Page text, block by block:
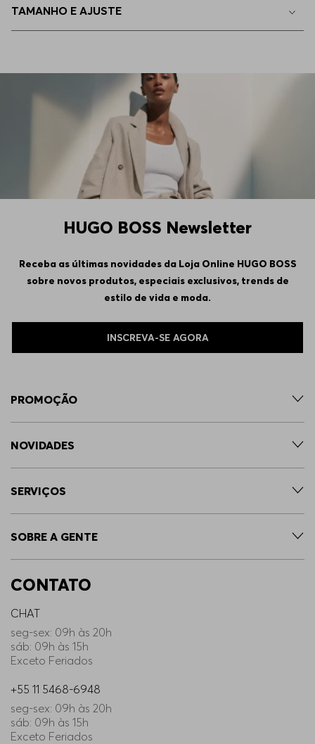
EP - XS Indisponível
TAMANHO E AJUSTE
HUGO BOSS Newsletter
Receba as últimas novidades da Loja Online HUGO BOSS
sobre novos produtos, especiais exclusivos, trends de
estilo de vida e moda.
INSCREVA-SE AGORA
PROMOÇÃO
NOVIDADES
SERVIÇOS
SOBRE A GENTE
CONTATO
CHAT
seg-sex: 09h às 20h
sáb: 09h às 15h
Exceto Feriados
+55 11 5468-6948
seg-sex: 09h às 20h
sáb: 09h às 15h
Exceto Feriados